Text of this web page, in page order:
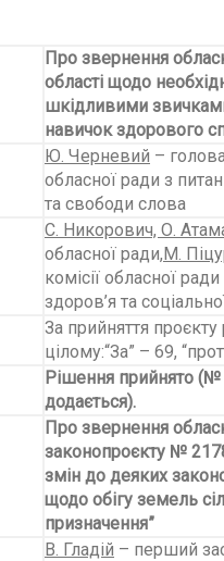
Про звернення
області щодо
шкідливими
навичок здорового
Ю. Черневий –
обласної ради з
та свободи слова
С. Никорович, О.
обласної ради,М.
комісії обласної
здоров’я та
За прийняття
цілому:“За” – 69,
Рішення прийнято
додається).
Про звернення
законопроєкту №
змін до деяких
щодо обігу земель
призначення”
В. Гладій – перший